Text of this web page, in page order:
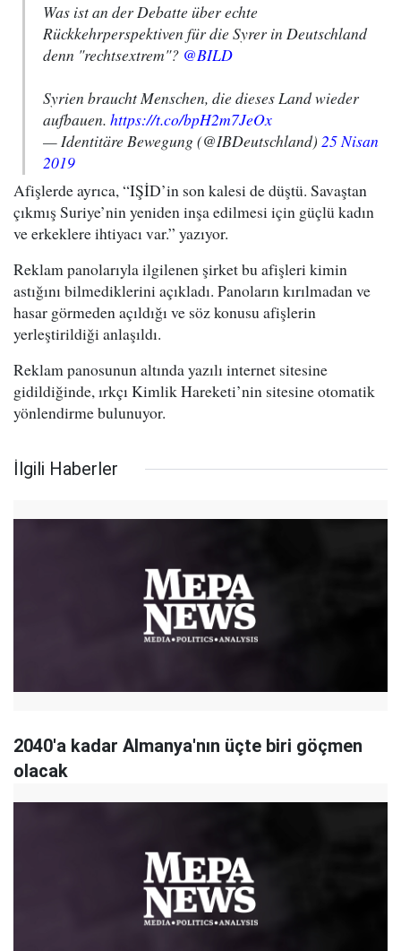
Was ist an der Debatte über echte
Rückkehrperspektiven für die Syrer in Deutschland
denn "rechtsextrem"? @BILD
Syrien braucht Menschen, die dieses Land wieder
aufbauen. https://t.co/bpH2m7JeOx
— Identitäre Bewegung (@IBDeutschland) 25 Nisan
2019
Afişlerde ayrıca, “IŞİD’in son kalesi de düştü. Savaştan
çıkmış Suriye’nin yeniden inşa edilmesi için güçlü kadın
ve erkeklere ihtiyacı var.” yazıyor.
Reklam panolarıyla ilgilenen şirket bu afişleri kimin
astığını bilmediklerini açıkladı. Panoların kırılmadan ve
hasar görmeden açıldığı ve söz konusu afişlerin
yerleştirildiği anlaşıldı.
Reklam panosunun altında yazılı internet sitesine
gidildiğinde, ırkçı Kimlik Hareketi’nin sitesine otomatik
yönlendirme bulunuyor.
İlgili Haberler
2040'a kadar Almanya'nın üçte biri göçmen
olacak